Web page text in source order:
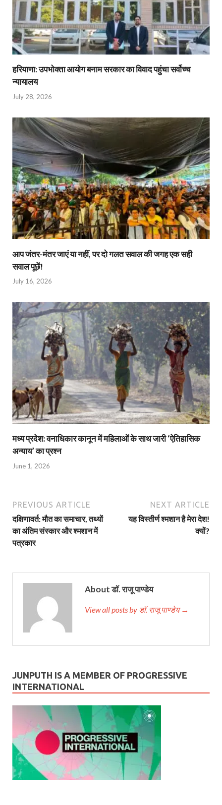
हरियाणा: उपभोक्ता आयोग बनाम सरकार का विवाद पहुंचा सर्वोच्च
न्यायालय
July 28, 2026
आप जंतर-मंतर जाएं या नहीं, पर दो गलत सवाल की जगह एक सही
सवाल पूछें!
July 16, 2026
मध्य प्रदेश: वनाधिकार कानून में महिलाओं के साथ जारी ‘ऐतिहासिक
अन्याय’ का प्रश्न
June 1, 2026
PREVIOUS ARTICLE
दक्षिणावर्त: मौत का समाचार, तथ्यों
का अंतिम संस्कार और श्मशान में
पत्रकार
NEXT ARTICLE
यह विस्तीर्ण श्मशान है मेरा देश!
क्यों?
About डॉ. राजू पाण्डेय
View all posts by डॉ. राजू पाण्डेय →
JUNPUTH IS A MEMBER OF PROGRESSIVE
INTERNATIONAL